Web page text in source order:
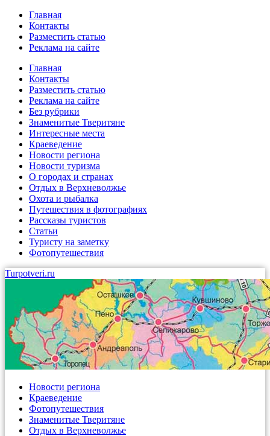
Главная
Контакты
Разместить статью
Реклама на сайте
Главная
Контакты
Разместить статью
Реклама на сайте
Без рубрики
Знаменитые Тверитяне
Интересные места
Краеведение
Новости региона
Новости туризма
О городах и странах
Отдых в Верхневолжье
Охота и рыбалка
Путешествия в фотографиях
Рассказы туристов
Статьи
Туристу на заметку
Фотопутешествия
Turpotveri.ru
Новости региона
Краеведение
Фотопутешествия
Знаменитые Тверитяне
Отдых в Верхневолжье